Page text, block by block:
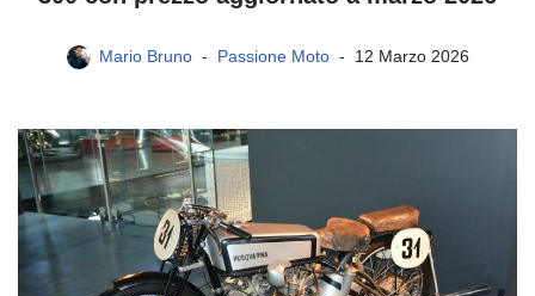
Mario Bruno Passione Moto 12 Marzo 2026